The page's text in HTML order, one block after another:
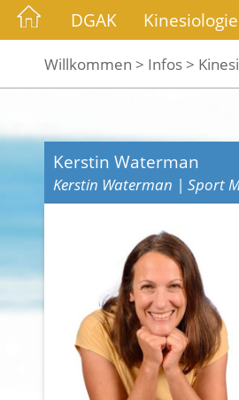
DGAK Kinesiologie
Willkommen > Infos >
Kerstin Waterman
Kerstin Waterman | Sport